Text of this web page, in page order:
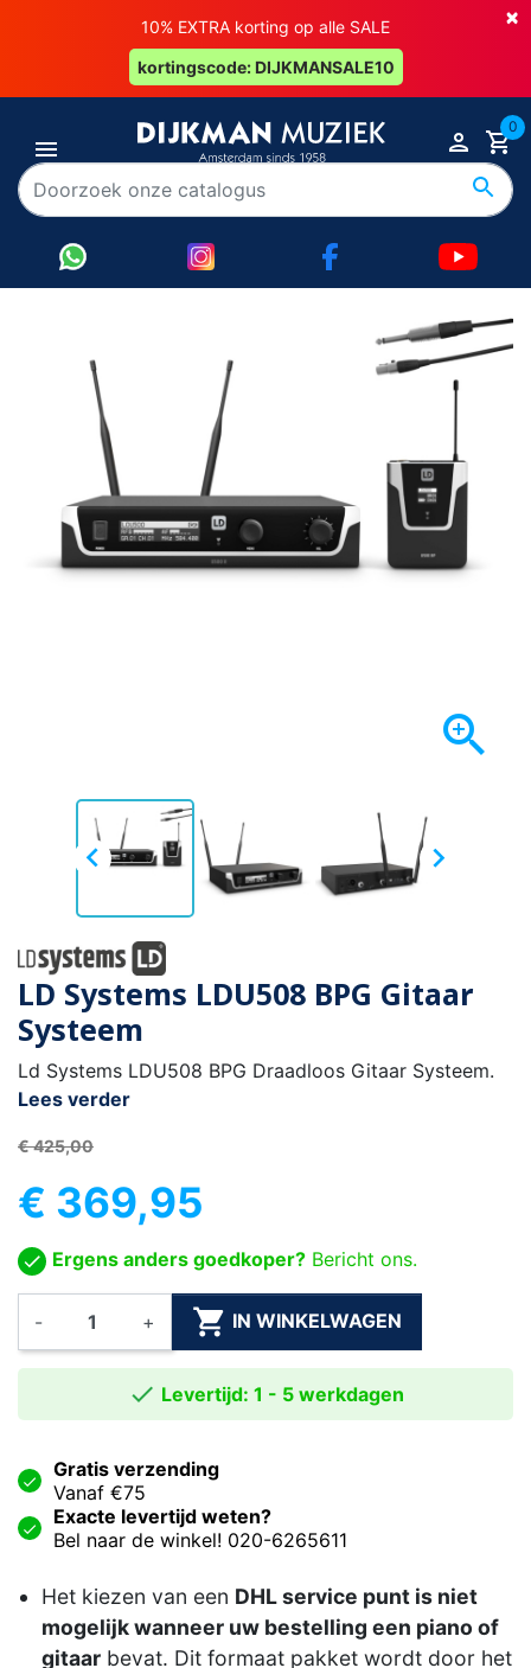
×
10% EXTRA korting op alle SALE
kortingscode: DIJKMANSALE10
0

 
LD Systems LDU508 BPG Gitaar
Systeem
Ld Systems LDU508 BPG Draadloos Gitaar Systeem.
Lees verder
€ 425,00
€ 369,95
Ergens anders goedkoper? Bericht ons.
- +  IN WINKELWAGEN
 Levertijd: 1 - 5 werkdagen
Gratis verzending
Vanaf €75
Exacte levertijd weten?
Bel naar de winkel! 020-6265611
Het kiezen van een DHL service punt is niet
mogelijk wanneer uw bestelling een piano of
gitaar bevat. Dit formaat pakket wordt door het